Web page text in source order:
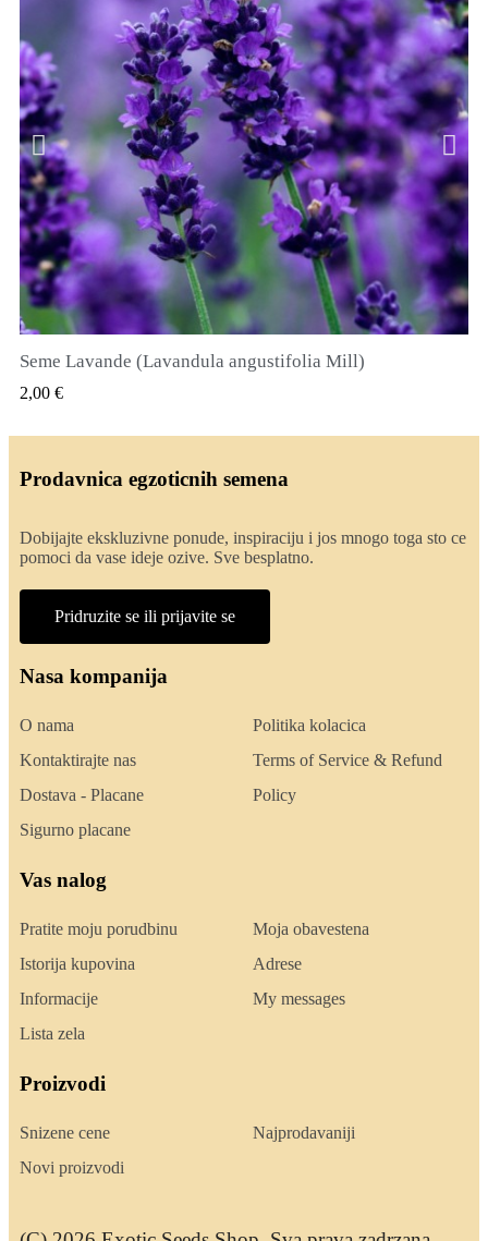
QUICK VIEW
Seme Lavande (Lavandula angustifolia Mill)
2,00 €
Prodavnica egzoticnih semena
Dobijajte ekskluzivne ponude, inspiraciju i jos mnogo toga sto ce
pomoci da vase ideje ozive. Sve besplatno.
Pridruzite se ili prijavite se
Nasa kompanija
O nama
Kontaktirajte nas
Dostava - Placane
Sigurno placane
Politika kolacica
Terms of Service & Refund
Policy
Vas nalog
Pratite moju porudbinu
Istorija kupovina
Informacije
Lista zela
Moja obavestena
Adrese
My messages
Proizvodi
Snizene cene
Novi proizvodi
Najprodavaniji